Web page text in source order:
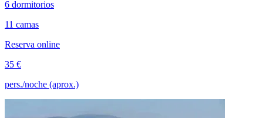
6 dormitorios
11 camas
Reserva online
35 €
pers./noche (aprox.)